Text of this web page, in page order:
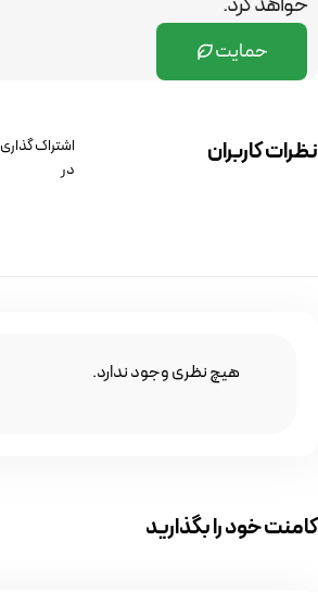
حمایت
نظرات کاربران
اشتراک گذاری
در
هیچ نظری وجود ندارد.
کامنت خود را بگذارید